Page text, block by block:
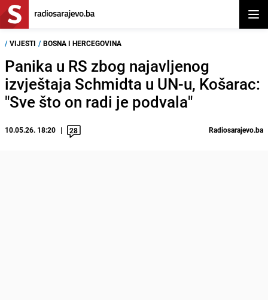
/ VIJESTI / BOSNA I HERCEGOVINA
Panika u RS zbog najavljenog
izvještaja Schmidta u UN-u, Košarac:
"Sve što on radi je podvala"
10.05.26. 18:20 28 Radiosarajevo.ba